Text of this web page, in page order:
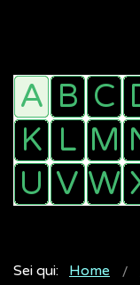
Sei qui: Home